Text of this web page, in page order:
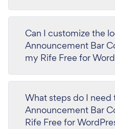
Can I customize the
Announcement Bar
my Rife Free for
What steps do I
Announcement Bar
Rife Free for